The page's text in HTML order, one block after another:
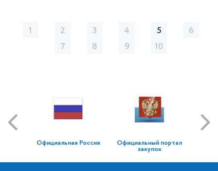
1 2 3 4 5
6
7
8 9 10
Официальная Россия Официальный портал
закупок